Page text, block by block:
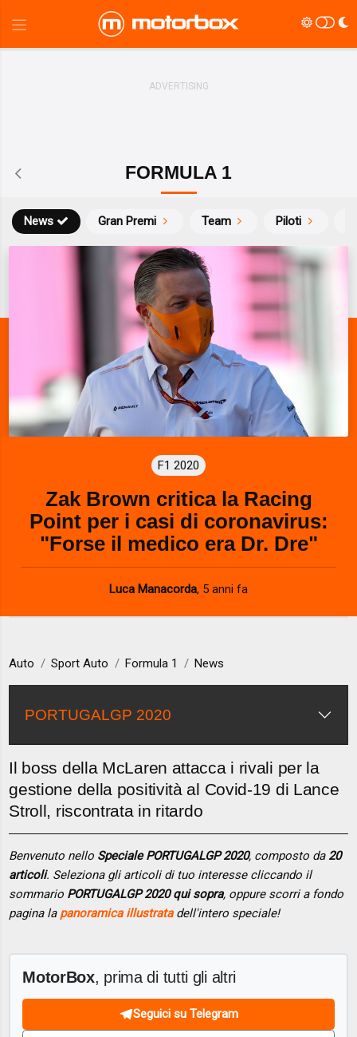
FORMULA 1
News Gran Premi Team Piloti
F1 2020
Zak Brown critica la Racing
Point per i casi di coronavirus:
"Forse il medico era Dr. Dre"
Luca Manacorda, 5 anni fa
Auto Sport Auto Formula 1 News
PORTUGALGP 2020
Il boss della McLaren attacca i rivali per la
gestione della positività al Covid-19 di Lance
Stroll, riscontrata in ritardo
Benvenuto nello Speciale PORTUGALGP 2020, composto da 20
articoli. Seleziona gli articoli di tuo interesse cliccando il
sommario PORTUGALGP 2020 qui sopra, oppure scorri a fondo
pagina la panoramica illustratadell'intero speciale!
MotorBox, prima di tutti gli altri
Seguici su Telegram